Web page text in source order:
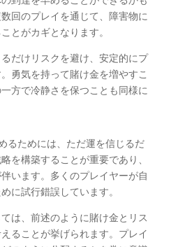
回のプレイを通じて、障害物に
とがカギとなります。
だけリスクを避け、安定的にプ
勇気を持って賭け金を増やすこ
方で冷静さを保つことも同様に
るためには、ただ運を信じるだ
を構築することが重要であり、
います。多くのプレイヤーが自
に試行錯誤しています。
は、前述のように賭け金とリス
ることが挙げられます。プレイ